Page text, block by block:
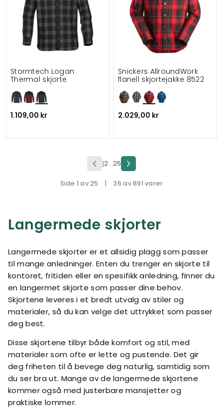
Stormtech Logan
Thermal skjorte
1.109,00 kr
Snickers AllroundWork
flanell skjortejakke 8522
2.029,00 kr
12...25
Side 1 av 25 | 36 av 891 varer
Langermede skjorter
Langermede skjorter er et allsidig plagg som passer
til mange anledninger. Enten du trenger en skjorte til
kontoret, fritiden eller en spesifikk anledning, finner du
en langermet skjorte som passer dine behov.
Skjortene leveres i et bredt utvalg av stiler og
materialer, så du kan velge det uttrykket som passer
deg best.
Disse skjortene tilbyr både komfort og stil, med
materialer som ofte er lette og pustende. Det gir
deg friheten til å bevege deg naturlig, samtidig som
du ser bra ut. Mange av de langermede skjortene
kommer også med justerbare mansjetter og
praktiske lommer.